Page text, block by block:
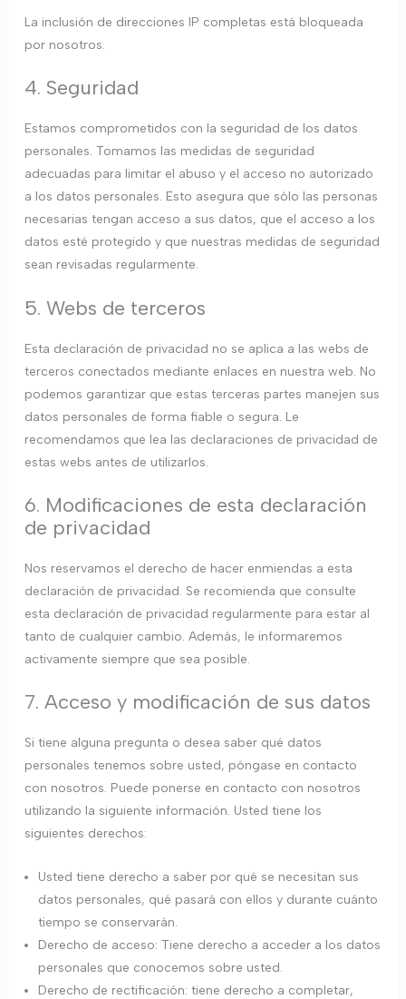
La inclusión de direcciones IP completas está bloqueada
por nosotros.
4. Seguridad
Estamos comprometidos con la seguridad de los datos
personales. Tomamos las medidas de seguridad
adecuadas para limitar el abuso y el acceso no autorizado
a los datos personales. Esto asegura que sólo las personas
necesarias tengan acceso a sus datos, que el acceso a los
datos esté protegido y que nuestras medidas de seguridad
sean revisadas regularmente.
5. Webs de terceros
Esta declaración de privacidad no se aplica a las webs de
terceros conectados mediante enlaces en nuestra web. No
podemos garantizar que estas terceras partes manejen sus
datos personales de forma fiable o segura. Le
recomendamos que lea las declaraciones de privacidad de
estas webs antes de utilizarlos.
6. Modificaciones de esta declaración
de privacidad
Nos reservamos el derecho de hacer enmiendas a esta
declaración de privacidad. Se recomienda que consulte
esta declaración de privacidad regularmente para estar al
tanto de cualquier cambio. Además, le informaremos
activamente siempre que sea posible.
7. Acceso y modificación de sus datos
Si tiene alguna pregunta o desea saber qué datos
personales tenemos sobre usted, póngase en contacto
con nosotros. Puede ponerse en contacto con nosotros
utilizando la siguiente información. Usted tiene los
siguientes derechos:
Usted tiene derecho a saber por qué se necesitan sus
datos personales, qué pasará con ellos y durante cuánto
tiempo se conservarán.
Derecho de acceso: Tiene derecho a acceder a los datos
personales que conocemos sobre usted.
Derecho de rectificación: tiene derecho a completar,